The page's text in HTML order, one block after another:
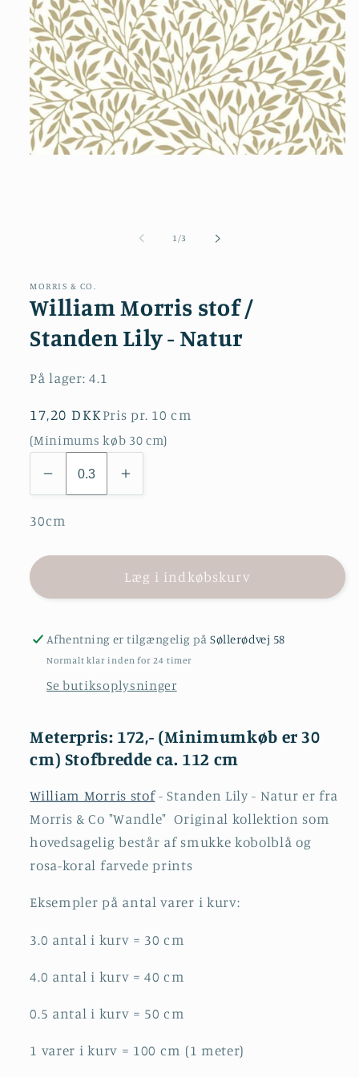
1/af
3
MORRIS & CO.
William Morris stof /
Standen Lily - Natur
På lager: 4.1
Normalpris
17,20 DKKPris pr. 10 cm
(Minimums køb 30 cm)
30cm
Læg i indkøbskurv
Afhentning er tilgængelig påSøllerødvej 58
Normalt klar inden for 24 timer
Se butiksoplysninger
Meterpris: 172,- (Minimumkøb er 30
cm) Stofbredde ca. 112 cm
William Morris stof- Standen Lily - Natur er fra
Morris & Co "Wandle" Original kollektion som
hovedsagelig består af smukke kobolblå og
rosa-koral farvede prints
Eksempler på antal varer i kurv:
3.0 antal i kurv = 30 cm
4.0 antal i kurv = 40 cm
0.5 antal i kurv = 50 cm
1 varer i kurv = 100 cm (1 meter)